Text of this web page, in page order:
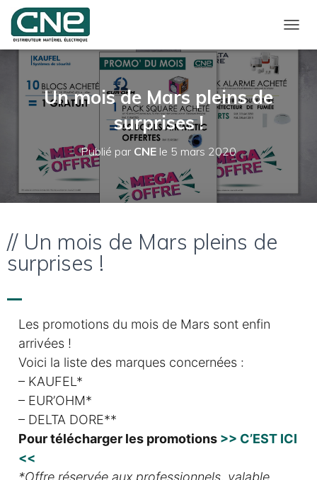
É
I
Un mois de Mars pleins de
surprises !
Publié par CNE le 5 mars 2020
// Un mois de Mars pleins de
surprises !
Les promotions du mois de Mars sont enfin
arrivées !
Voici la liste des marques concernées :
– KAUFEL*
– EUR’OHM*
– DELTA DORE**
Pour télécharger les promotions >> C’EST ICI
<<
*Offre réservée aux professionnels, valable